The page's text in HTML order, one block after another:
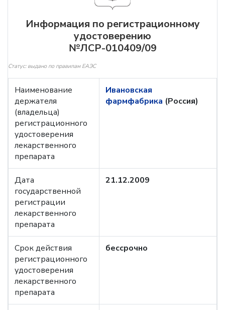
Информация по регистрационному
удостоверению
№ЛСР-010409/09
Статус: выдано по правилам ЕАЭС
Наименование
держателя
(владельца)
регистрационного
удостоверения
лекарственного
препарата
Ивановская
фармфабрика (Россия)
Дата
государственной
регистрации
лекарственного
препарата
21.12.2009
Срок действия
регистрационного
удостоверения
лекарственного
препарата
бессрочно